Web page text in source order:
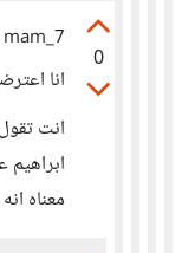
0
mam_7
انا
انت
معناه